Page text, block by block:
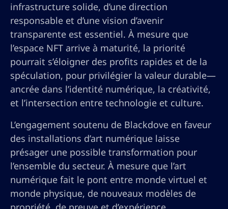
infrastructure solide, d’une direction
responsable et d’une vision d’avenir
transparente est essentiel. À mesure que
l’espace NFT arrive à maturité, la priorité
pourrait s’éloigner des profits rapides et de la
spéculation, pour privilégier la valeur durable—
ancrée dans l’identité numérique, la créativité,
et l’intersection entre technologie et culture.
L’engagement soutenu de Blackdove en faveur
des installations d’art numérique laisse
présager une possible transformation pour
l’ensemble du secteur. À mesure que l’art
numérique fait le pont entre monde virtuel et
monde physique, de nouveaux modèles de